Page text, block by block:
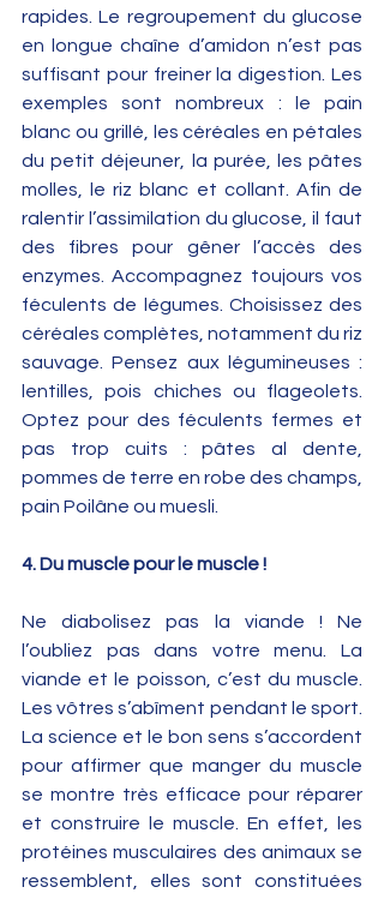
rapides. Le regroupement du glucose
en longue chaîne d’amidon n’est pas
suffisant pour freiner la digestion. Les
exemples sont nombreux : le pain
blanc ou grillé, les céréales en pétales
du petit déjeuner, la purée, les pâtes
molles, le riz blanc et collant. Afin de
ralentir l’assimilation du glucose, il faut
des fibres pour gêner l’accès des
enzymes. Accompagnez toujours vos
féculents de légumes. Choisissez des
céréales complètes, notamment du riz
sauvage. Pensez aux légumineuses :
lentilles, pois chiches ou flageolets.
Optez pour des féculents fermes et
pas trop cuits : pâtes al dente,
pommes de terre en robe des champs,
pain Poilâne ou muesli.
4. Du muscle pour le muscle !
Ne diabolisez pas la viande ! Ne
l’oubliez pas dans votre menu. La
viande et le poisson, c’est du muscle.
Les vôtres s’abîment pendant le sport.
La science et le bon sens s’accordent
pour affirmer que manger du muscle
se montre très efficace pour réparer
et construire le muscle. En effet, les
protéines musculaires des animaux se
ressemblent, elles sont constituées